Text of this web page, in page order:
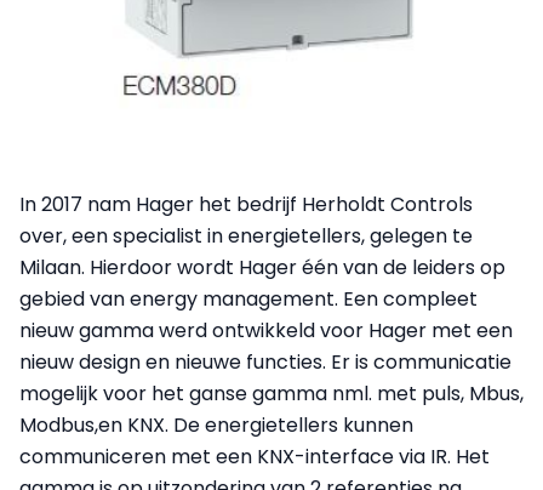
In 2017 nam Hager het bedrijf Herholdt Controls
over, een specialist in energietellers, gelegen te
Milaan. Hierdoor wordt Hager één van de leiders op
gebied van energy management. Een compleet
nieuw gamma werd ontwikkeld voor Hager met een
nieuw design en nieuwe functies. Er is communicatie
mogelijk voor het ganse gamma nml. met puls, Mbus,
Modbus,en KNX. De energietellers kunnen
communiceren met een KNX-interface via IR. Het